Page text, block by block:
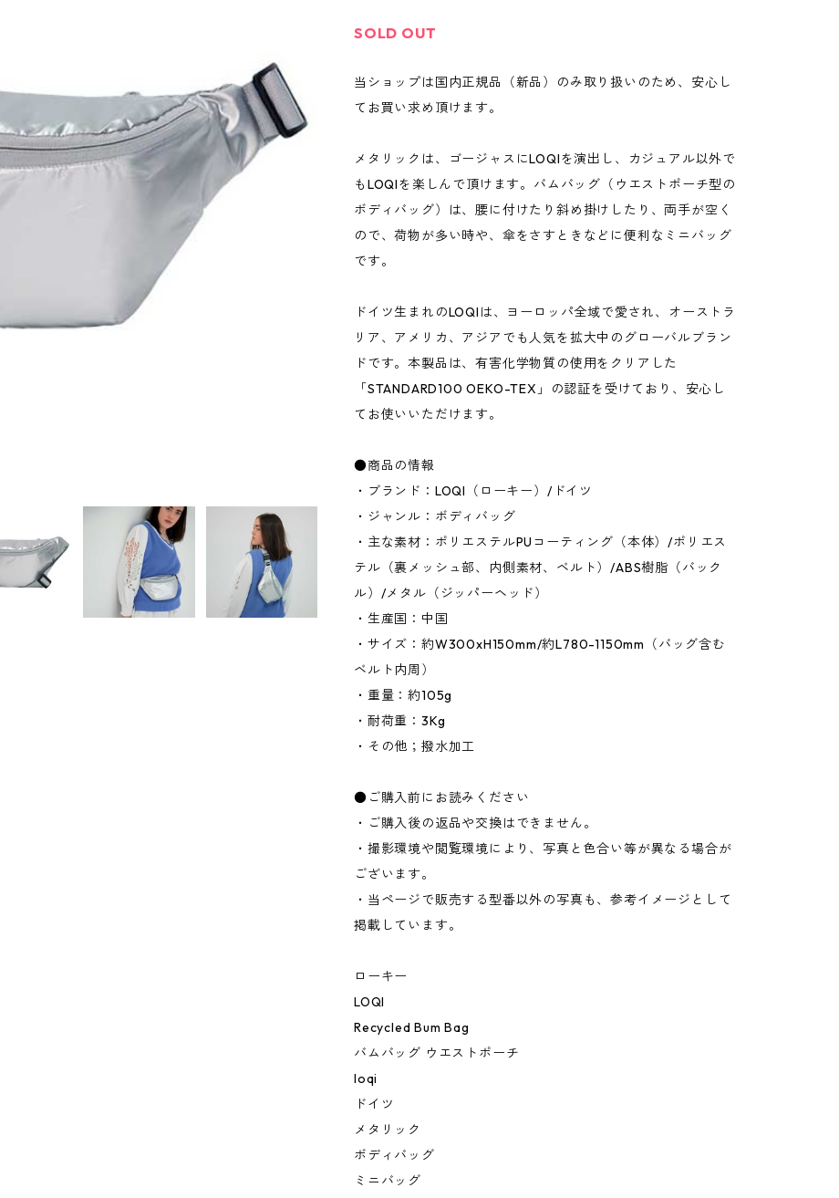
SOLD OUT
当ショップは国内正規品（新品）のみ取り扱いのため、安心し
てお買い求め頂けます。
メタリックは、ゴージャスにLOQIを演出し、カジュアル以外で
もLOQIを楽しんで頂けます。バムバッグ（ウエストポーチ型の
ボディバッグ）は、腰に付けたり斜め掛けしたり、両手が空く
ので、荷物が多い時や、傘をさすときなどに便利なミニバッグ
です。
ドイツ生まれのLOQIは、ヨーロッパ全域で愛され、オーストラ
リア、アメリカ、アジアでも人気を拡大中のグローバルブラン
ドです。本製品は、有害化学物質の使用をクリアした
「STANDARD100 OEKO-TEX」の認証を受けており、安心し
てお使いいただけます。
●商品の情報
・ブランド：LOQI（ローキー）/ドイツ
・ジャンル：ボディバッグ
・主な素材：ポリエステルPUコーティング（本体）/ポリエス
テル（裏メッシュ部、内側素材、ベルト）/ABS樹脂（バック
ル）/メタル（ジッパーヘッド）
・生産国：中国
・サイズ：約W300xH150mm/約L780-1150mm（バッグ含む
ベルト内周）
・重量：約105g
・耐荷重：3Kg
・その他；撥水加工
●ご購入前にお読みください
・ご購入後の返品や交換はできません。
・撮影環境や閲覧環境により、写真と色合い等が異なる場合が
ございます。
・当ページで販売する型番以外の写真も、参考イメージとして
掲載しています。
ローキー
LOQI
Recycled Bum Bag
バムバッグ ウエストポーチ
loqi
ドイツ
メタリック
ボディバッグ
ミニバッグ